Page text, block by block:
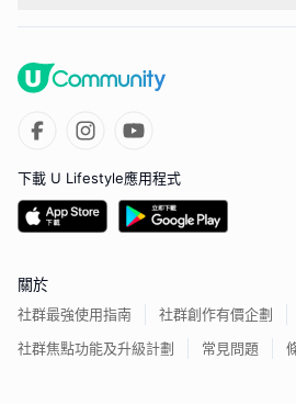
下載 U Lifestyle應用程式
關於
社群最強使用指南
社群創作有價企劃
社群焦點功能及升級計劃
常見問題